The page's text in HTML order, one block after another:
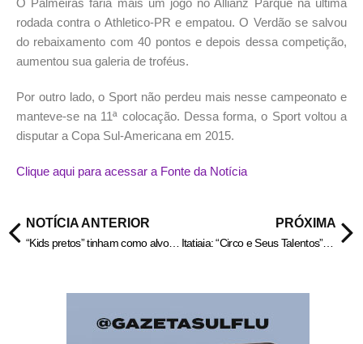
O Palmeiras faria mais um jogo no Allianz Parque na última
rodada contra o Athletico-PR e empatou. O Verdão se salvou
do rebaixamento com 40 pontos e depois dessa competição,
aumentou sua galeria de troféus.
Por outro lado, o Sport não perdeu mais nesse campeonato e
manteve-se na 11ª colocação. Dessa forma, o Sport voltou a
disputar a Copa Sul-Americana em 2015.
Clique aqui para acessar a Fonte da Notícia
NOTÍCIA ANTERIOR
“Kids pretos” tinham como alvos Lula, Alckmin e Moraes; veja o que era o plano “Punhal verde e amarelo“
PRÓXIMA
Itatiaia: “Circo e Seus Talentos” encerra atividades da Casa da Cultura